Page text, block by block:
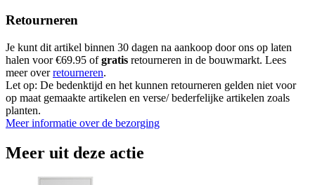
Retourneren
Je kunt dit artikel binnen 30 dagen na aankoop door ons op laten
halen voor €69.95 ofgratis retourneren in de bouwmarkt. Lees
meer overretourneren.
Let op: De bedenktijd en het kunnen retourneren gelden niet voor
op maat gemaakte artikelen en verse/ bederfelijke artikelen zoals
planten.
Meer informatie over de bezorging
Meer uit deze actie